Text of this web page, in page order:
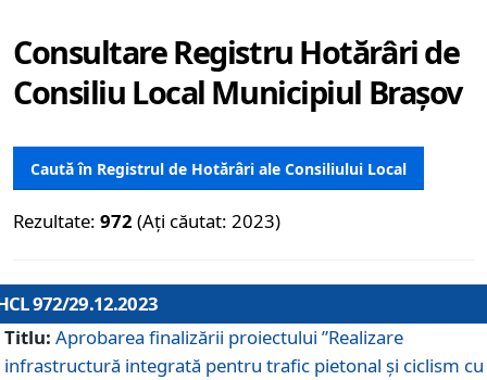
Consultare Registru Hotărâri de
Consiliu Local Municipiul Brașov
Caută în Registrul de Hotărâri ale Consiliului Local
Rezultate: 972 (Ați căutat: 2023)
972/29.12.2023
Titlu: Aprobarea finalizării proiectului ”Realizare
infrastructură integrată pentru trafic pietonal și ciclism cu